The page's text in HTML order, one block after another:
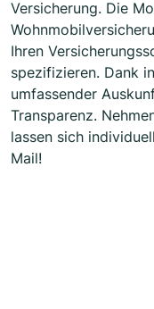
Versicherung. Die
Ihren
spezifizieren. Dank
umfassender
Transparenz.
lassen sich
Mail!